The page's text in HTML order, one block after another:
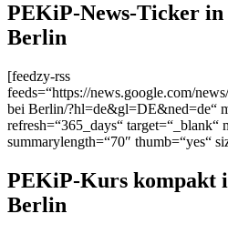
PEKiP-News-Ticker in
Berlin
[feedzy-rss
feeds=“https://news.google.com/
bei Berlin/?hl=de&gl=DE&ned=de“
refresh=“365_days“ target=“_blank“
summarylength=“70″ thumb=“yes“
PEKiP-Kurs kompakt
Berlin